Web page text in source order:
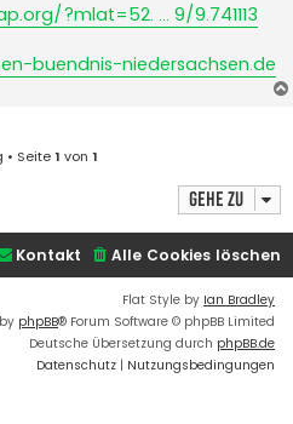
?mlat=52. ... 9/9.741113
buendnis-niedersachsen.de
• Seite1 von 1
Gehe zu
Alle Cookies löschen
Kontakt
Flat Style by Ian Bradley
phpBB® Forum Software © phpBB Limited
Deutsche Übersetzung durch phpBB.de
Datenschutz | Nutzungsbedingungen